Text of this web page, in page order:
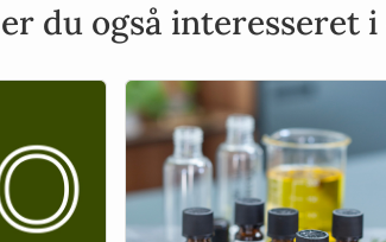
du også interesseret